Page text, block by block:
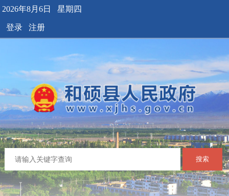
2026年8月6日 星期四
登录 注册
搜索